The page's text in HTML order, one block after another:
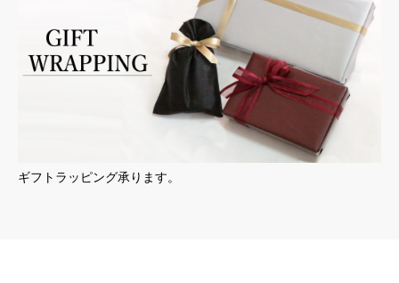
ギフトラッピング承ります。